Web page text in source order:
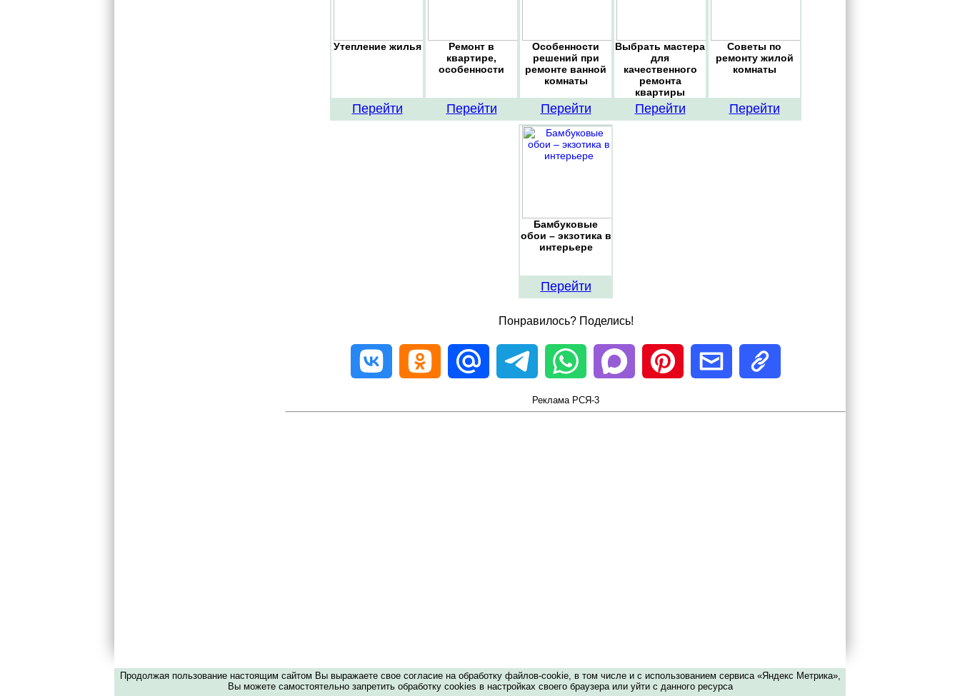
Утепление жилья
Перейти
Ремонт в
квартире,
особенности
Перейти
Особенности
решений при
ремонте ванной
комнаты
Перейти
Выбрать мастера
для
качественного
ремонта
квартиры
Перейти
Советы по
ремонту жилой
комнаты
Перейти
Бамбуковые
обои – экзотика в
интерьере
Перейти
Понравилось? Поделись!
Реклама РСЯ-3
Продолжая пользование настоящим сайтом Вы выражаете свое согласие на обработку файлов-cookie, в том числе и с использованием сервиса «Яндекс Метрика»,
Вы можете самостоятельно запретить обработку cookies в настройках своего браузера или уйти с данного ресурса